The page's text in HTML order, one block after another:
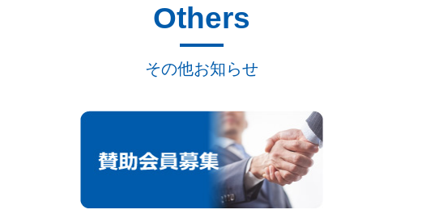
Others
その他お知らせ